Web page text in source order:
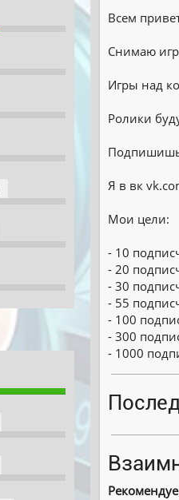
Всем
Cнимаю
Игры над
Ролики
Подпишишь
Я в вк
Мои цели:
- 10
- 20
- 30
- 55
- 100
- 300
- 1000